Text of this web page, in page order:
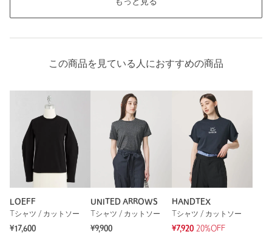
もっと見る
この商品を見ている人におすすめの商品
LOEFF
Tシャツ / カットソー
¥17,600
UNITED ARROWS
Tシャツ / カットソー
¥9,900
HANDTEX
Tシャツ / カットソー
¥7,920 20%OFF